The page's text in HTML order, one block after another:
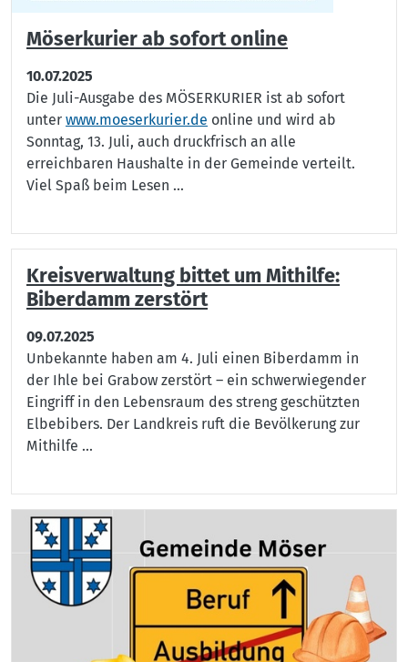
Möserkurier ab sofort online
10.07.2025
Die Juli-Ausgabe des MÖSERKURIER ist ab sofort
unter www.moeserkurier.de online und wird ab
Sonntag, 13. Juli, auch druckfrisch an alle
erreichbaren Haushalte in der Gemeinde verteilt.
Viel Spaß beim Lesen ...
Kreisverwaltung bittet um Mithilfe:
Biberdamm zerstört
09.07.2025
Unbekannte haben am 4. Juli einen Biberdamm in
der Ihle bei Grabow zerstört – ein schwerwiegender
Eingriff in den Lebensraum des streng geschützten
Elbebibers. Der Landkreis ruft die Bevölkerung zur
Mithilfe ...